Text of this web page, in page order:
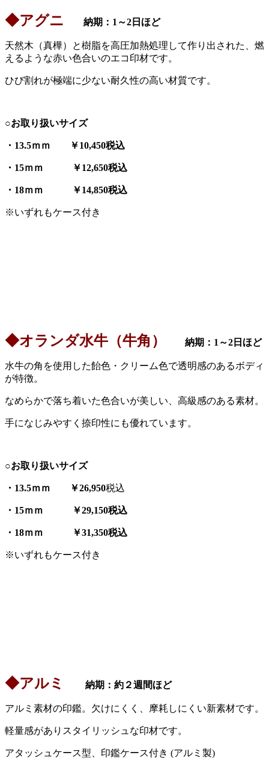
◆アグニ 納期：1～2日ほど
天然木（真樺）と樹脂を高圧加熱処理して作り出された、燃
えるような赤い色合いのエコ印材です。
ひび割れが極端に少ない耐久性の高い材質です。
○お取り扱いサイズ
・13.5ｍｍ ￥10,450税込
・15ｍｍ ￥12,650税込
・18ｍｍ ￥14,850税込
※いずれもケース付き
◆オランダ水牛（牛角） 納期：1～2日ほど
水牛の角を使用した飴色・クリーム色で透明感のあるボディ
が特徴。
なめらかで落ち着いた色合いが美しい、高級感のある素材。
手になじみやすく捺印性にも優れています。
○お取り扱いサイズ
・13.5ｍｍ ￥26,950税込
・15ｍｍ ￥29,150税込
・18ｍｍ ￥31,350税込
※いずれもケース付き
◆アルミ 納期：約２週間ほど
アルミ素材の印鑑。欠けにくく、摩耗しにくい新素材です。
軽量感がありスタイリッシュな印材です。
アタッシュケース型、印鑑ケース付き (アルミ製)